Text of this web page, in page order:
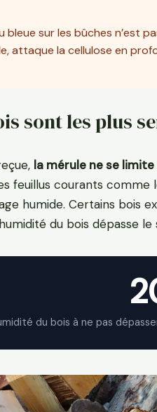
bleue sur les bûches n’est
attaque la cellulose en
sont les plus
la mérule ne se
feuillus courants
humide. Certains bois
du bois dépasse le
du bois à ne pas